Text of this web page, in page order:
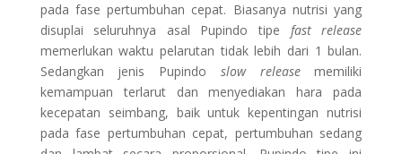
pada fase pertumbuhan cepat. Biasanya nutrisi yang
disuplai seluruhnya asal Pupindo tipe fast release
memerlukan waktu pelarutan tidak lebih dari 1 bulan.
Sedangkan jenis Pupindo slow releasememiliki
kemampuan terlarut dan menyediakan hara pada
kecepatan seimbang, baik untuk kepentingan nutrisi
pada fase pertumbuhan cepat, pertumbuhan sedang